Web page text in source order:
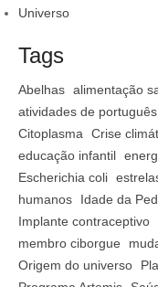
Universo
Tags
Abelhas alimentação
atividades de português
Citoplasma
Crise
educação infantil
Escherichia coli
humanos
Idade da
Implante contraceptivo
membro ciborgue
Origem do universo